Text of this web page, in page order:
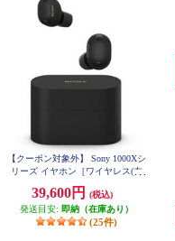
【クーポン対象外】 Sony 1000Xシ
リーズ イヤホン［ワイヤレス(左
リング/ハイレゾ対応/マイク対応/
ブラック] WF-1000XM6-BZ
39,600円
(税込)
発送目安: 即納（在庫あり）
(25件)